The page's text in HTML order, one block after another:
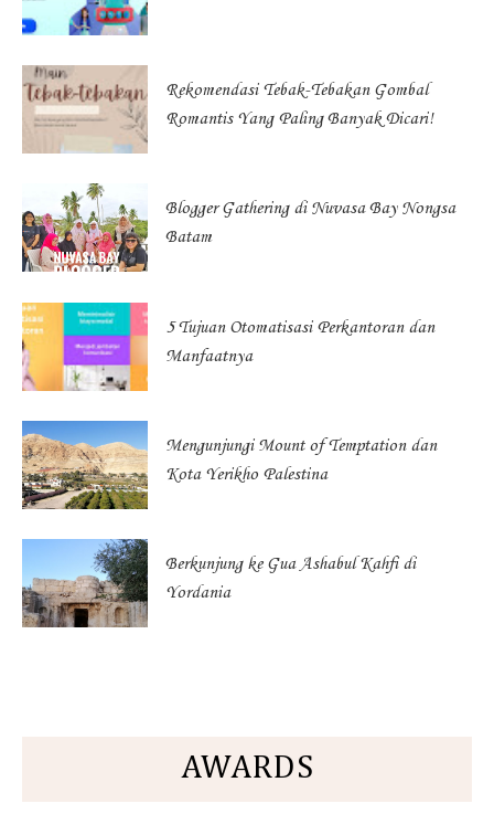
Rekomendasi Tebak-Tebakan Gombal
Romantis Yang Paling Banyak Dicari!
Blogger Gathering di Nuvasa Bay Nongsa
Batam
5 Tujuan Otomatisasi Perkantoran dan
Manfaatnya
Mengunjungi Mount of Temptation dan
Kota Yerikho Palestina
Berkunjung ke Gua Ashabul Kahfi di
Yordania
AWARDS